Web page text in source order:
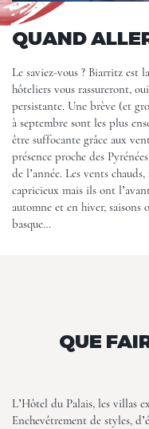
QUAND
Le saviez-vous ? Biarritz est
hôteliers vous rassureront,
persistante. Une brève (et
à septembre sont les plus
être suffocante grâce aux
présence proche des
de l’année. Les vents
capricieux mais ils ont
automne et en hiver, saisons
basque…
QUE
L’Hôtel du Palais, les villas
Enchevêtrement de styles,